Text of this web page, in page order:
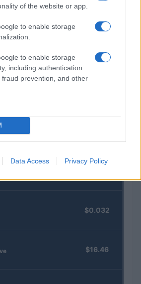
of the website or app.
to enable storage
to enable storage
including authentication
prevention, and other
Data Access Privacy Policy
(Terra
$0.032
$16.46